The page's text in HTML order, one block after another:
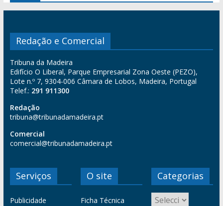
Redação e Comercial
Tribuna da Madeira
Edifício O Liberal, Parque Empresarial Zona Oeste (PEZO),
Lote n.º 7, 9304-006 Câmara de Lobos, Madeira, Portugal
Telef.: 291 911300
Redação
tribuna@tribunadamadeira.pt
Comercial
comercial@tribunadamadeira.pt
Serviços
Publicidade
O site
Ficha Técnica
Categorias